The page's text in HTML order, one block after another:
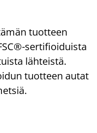
tuotteen
sertifioiduista
lähteistä.
tuotteen autat